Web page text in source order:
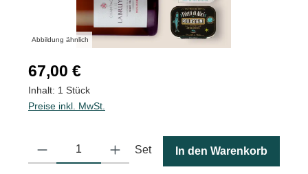
Abbildung ähnlich
Regulärer Preis:
67,00 €
Inhalt: 1 Stück
Preise inkl. MwSt.
Produkt Anzahl: Gib den gewünschten Wert ein oder benutze
Set In den Warenkorb